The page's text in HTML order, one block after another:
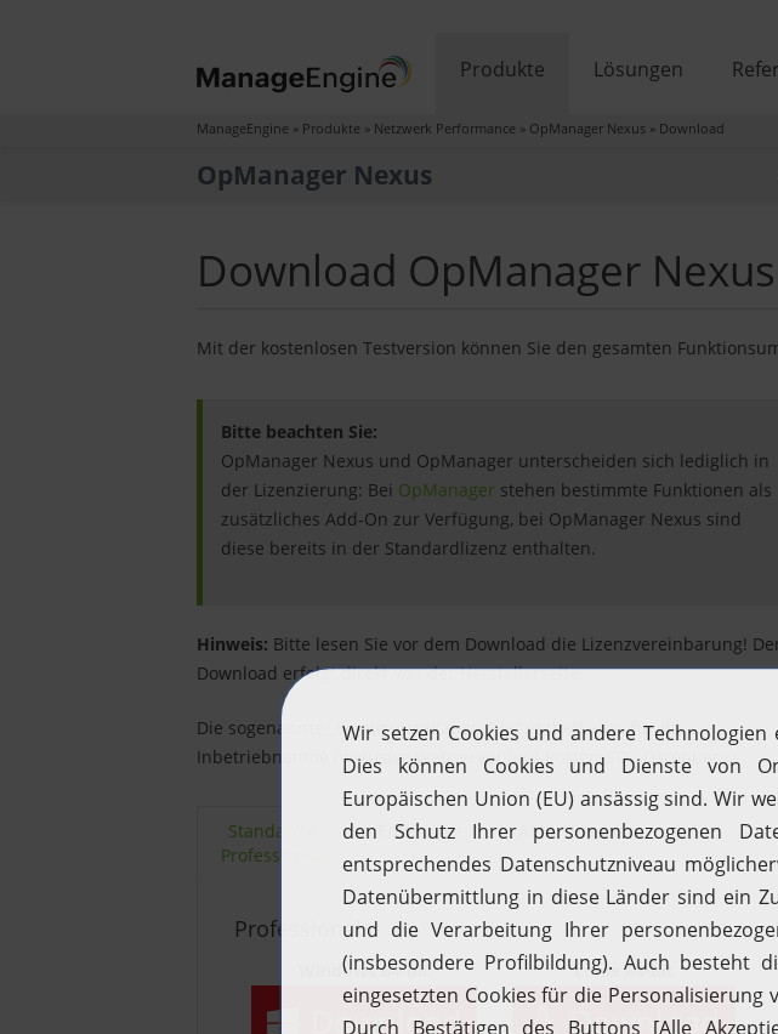
Produkte Lösungen
ManageEngine » Produkte » Netzwerk Performance » OpManager Nexus » Download
OpManager Nexus
Download OpManager
Mit der kostenlosen Testversion können Sie den gesamten
Bitte beachten Sie:
OpManager Nexus und OpManager unterscheiden sich lediglich in
der Lizenzierung: Bei OpManager stehen bestimmte Funktionen als
zusätzliches Add-On zur Verfügung, bei OpManager Nexus sind
diese bereits in der Standardlizenz enthalten.
Hinweis: Bitte lesen Sie vor dem Download die Lizenzvereinbarung!
Download erfolgt direkt von der Herstellerseite.
Die sogenannte Single Installation File“ enthält alles für die
Inbetriebnahme (inklusive Webserver und PostgreSQL-Datenbank).
Standard /
Professional
Enterprise APM-Plug-in
Professional
Windows 64-bit
Download
Linux 64-bit
Download